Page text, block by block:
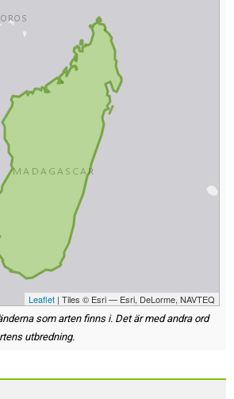
Leaflet | Tiles © Esri — Esri, DeLorme, NAVTEQ
som arten finns i. Det är med andra ord
utbredning.